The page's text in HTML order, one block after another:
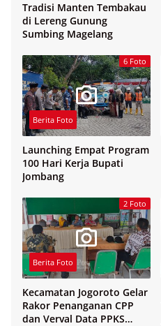
Tradisi Manten Tembakau
di Lereng Gunung
Sumbing Magelang
6 Foto
Berita Foto
Launching Empat Program
100 Hari Kerja Bupati
Jombang
2 Foto
Berita Foto
Kecamatan Jogoroto Gelar
Rakor Penanganan CPP
dan Verval Data PPKS